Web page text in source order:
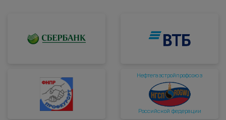
Нефтегазстройпрофсоюз
Российской федерации